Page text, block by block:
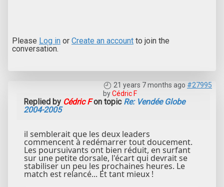
Please Log in or Create an account to join the
conversation.
21 years 7 months ago #27995
byCédric F
Replied by Cédric Fon topic Re: Vendée Globe
2004-2005
il semblerait que les deux leaders
commencent à redémarrer tout doucement.
Les poursuivants ont bien réduit, en surfant
sur une petite dorsale, l'écart qui devrait se
stabiliser un peu les prochaines heures. Le
match est relancé... Et tant mieux !